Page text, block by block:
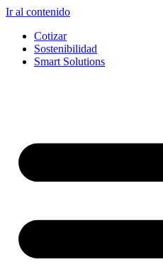
Ir al contenido
Cotizar
Sostenibilidad
Smart Solutions